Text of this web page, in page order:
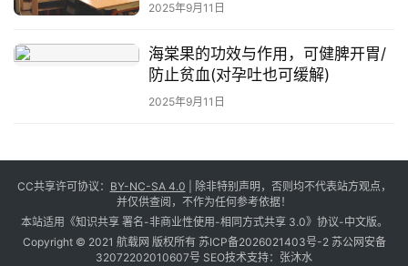
2025年9月11日
海棠果的功效与作用，可健脾开胃/
防止贫血(对孕吐也可缓解)
2025年9月11日
CC共享许可协议： BY-NC-SA 4.0 | 除非特别声明，否则均不代表站方观点，
并仅供查阅，不作为任何参考依据！
本站适用《知识共享 署名-非商业性使用-相同方式共享 3.0》协议-中文版。
Copyright © 2021 航载网 版权所有 苏ICP备2026021403号-2 苏公网安备
32072202010607号 SEO技术支持： 张沐水